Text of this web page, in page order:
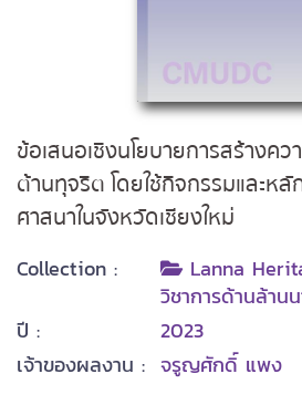
ข้อเสนอเชิงนโยบายการสร้างคว
ต้านทุจริต โดยใช้กิจกรรมและห
ศาสนาในจังหวัดเชียงใหม่
Collection : Lanna
วิชาการด้านล้าน
ปี :
2023
เจ้าของผลงาน : จรูญศักดิ์ แพง